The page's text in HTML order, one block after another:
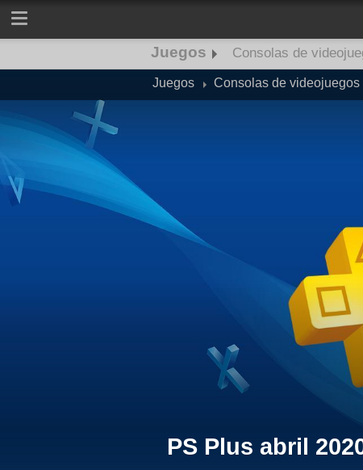
Juegos Consolas de
Juegos Consolas de videojuegos
PS Plus abril